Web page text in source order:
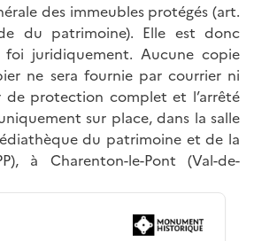
des immeubles protégés (art.
du patrimoine). Elle est donc
juridiquement. Aucune copie
ne sera fournie par courrier ni
de protection complet et l’arrêté
sur place, dans la salle
du patrimoine et de la
à Charenton-le-Pont (Val-de-